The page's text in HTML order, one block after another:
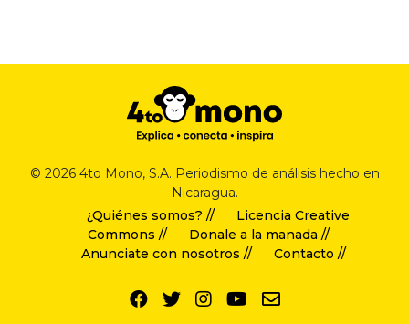
© 2026 4to Mono, S.A. Periodismo de análisis hecho en
Nicaragua.
¿Quiénes somos? //
Licencia Creative
Commons //
Donale a la manada //
Anunciate con nosotros //
Contacto //